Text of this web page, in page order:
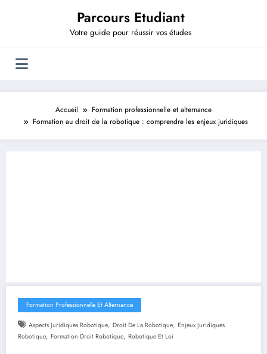
Parcours Etudiant
Votre guide pour réussir vos études
Accueil
Formation professionnelle et alternance
Formation au droit de la robotique : comprendre les enjeux juridiques
Formation Professionnelle Et Alternance
Aspects Juridiques Robotique, Droit De La Robotique, Enjeux Juridiques
Robotique, Formation Droit Robotique, Robotique Et Loi